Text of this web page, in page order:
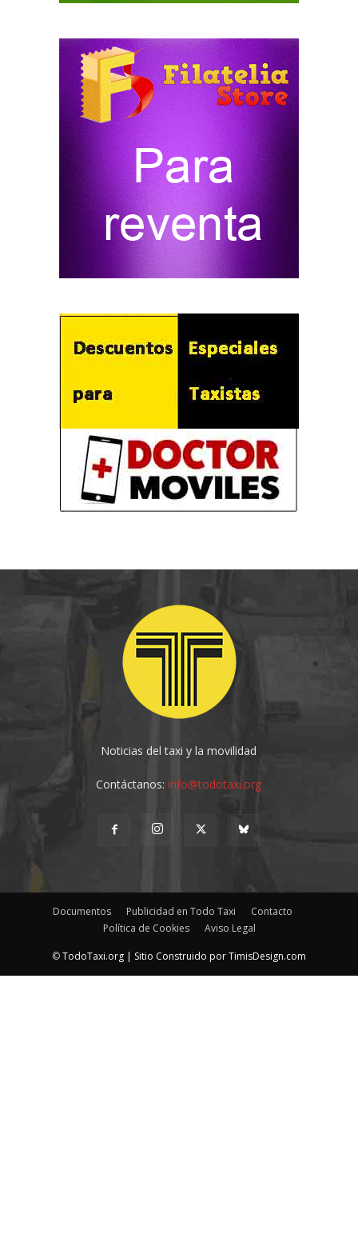
Noticias del taxi y la movilidad
Contáctanos:info@todotaxi.org
Documentos Publicidad en Todo Taxi
Contacto
Política de Cookies
Aviso Legal
©TodoTaxi.org | Sitio Construido porTimisDesign.com